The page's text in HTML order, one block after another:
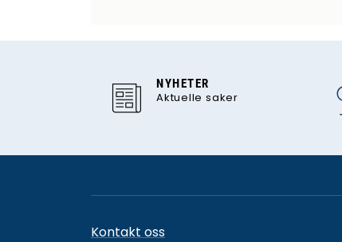
NYHETER
Aktuelle saker
Kontakt oss